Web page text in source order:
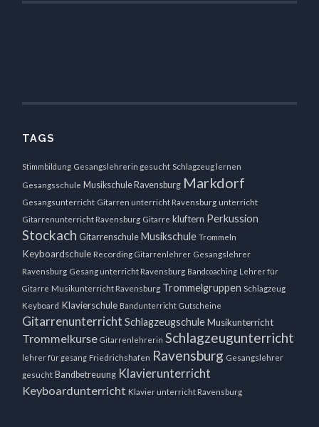
TAGS
Stimmbildung Gesangslehrerin gesucht Schlagzeug lernen
Gesangsschule Musikschule Ravensburg Markdorf
Gesangsunterricht Gitarren unterricht Ravensburg unterricht
Gitarrenunterricht Ravensburg Gitarre kluftern Perkussion
Stockach Gitarrenschule Musikschule Trommeln
Keyboardschule Recording Gitarrenlehrer Gesangslehrer
Ravensburg Gesang unterricht Ravensburg Bandcoaching Lehrer für
Gitarre Musikunterricht Ravensburg Trommelgruppen Schlagzeug
Keyboard Klavierschule Bandunterricht Gutscheine
Gitarrenunterricht Schlagzeugschule Musikunterricht
Trommelkurse Gitarrenlehrerin Schlagzeugunterricht
lehrer für gesang Friedrichshafen Ravensburg Gesangslehrer
gesucht Bandbetreuung Klavierunterricht
Keyboardunterricht Klavier unterricht Ravensburg